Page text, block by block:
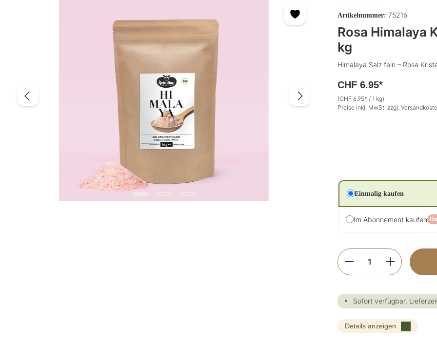
Artikelnummer: 75216
Rosa Himalaya
kg
Himalaya Salz fein – Rosa
CHF 6.95*
(CHF 6.95* / 1 kg)
Preise inkl. MwSt. zzgl.
Einmalig kaufen
Im Abonnement kaufen
Produkt Anzahl:
Sofort verfügbar,
Details anzeigen